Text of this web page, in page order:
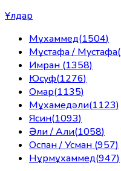
Ұлдар
Мұхаммед(1504)
Мұстафа / Мустафа(
Имран (1358)
Юсуф(1276)
Омар(1135)
Мұхамедәли(1123)
Ясин(1093)
Әли / Али(1058)
Оспан / Усман (957)
Нұрмұхаммед(947)